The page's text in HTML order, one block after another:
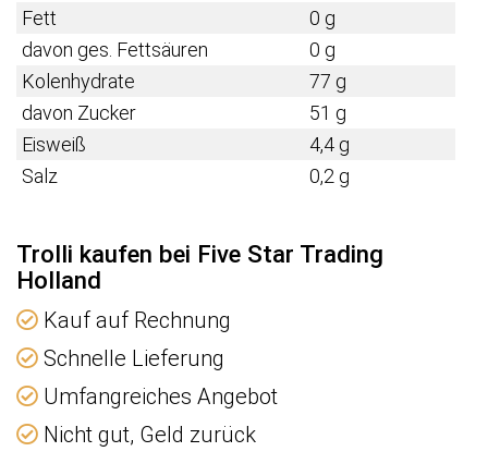
Fett
0 g
davon ges. Fettsäuren
0 g
Kolenhydrate
77 g
davon Zucker
51 g
Eisweiß
4,4 g
Salz
0,2 g
Trolli kaufen bei Five Star Trading
Holland
Kauf auf Rechnung
Schnelle Lieferung
Umfangreiches Angebot
Nicht gut, Geld zurück